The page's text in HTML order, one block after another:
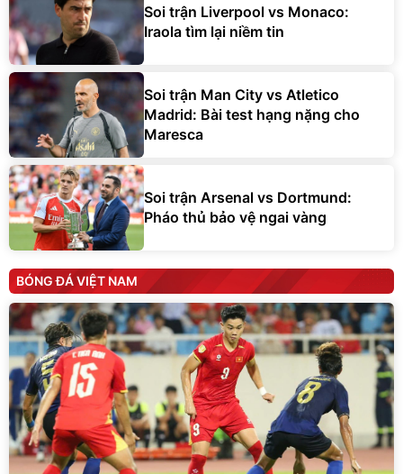
Soi trận Liverpool vs Monaco:
Iraola tìm lại niềm tin
Soi trận Man City vs Atletico
Madrid: Bài test hạng nặng cho
Maresca
Soi trận Arsenal vs Dortmund:
Pháo thủ bảo vệ ngai vàng
BÓNG ĐÁ VIỆT NAM